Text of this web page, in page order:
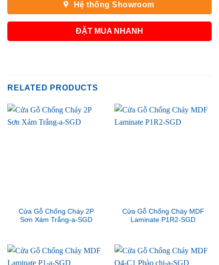
Hệ thống Showroom
ĐẶT MUA NHANH
RELATED PRODUCTS
Cửa Gỗ Chống Cháy 2P
Sơn Xám Trắng-a-SGD
Cửa Gỗ Chống Cháy MDF
Laminate P1R2-SGD